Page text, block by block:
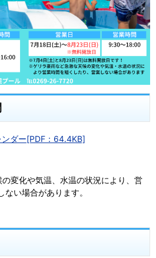
ダー[PDF：64.4KB]
変化や気温、水温の状況により、営
い場合があります。